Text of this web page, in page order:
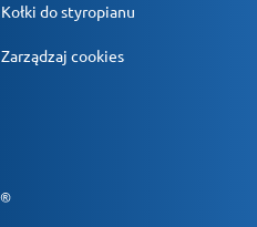
Kołki do styropianu
Zarządzaj cookies